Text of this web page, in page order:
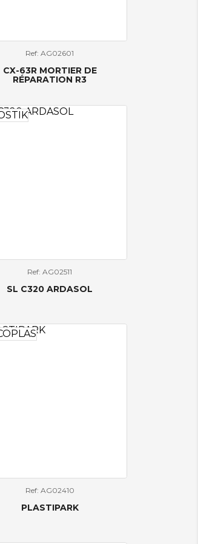
Ref: AG02601
CX-63R MORTIER DE
RÉPARATION R3
Ref: AG02511
SL C320 ARDASOL
Ref: AG02410
PLASTIPARK